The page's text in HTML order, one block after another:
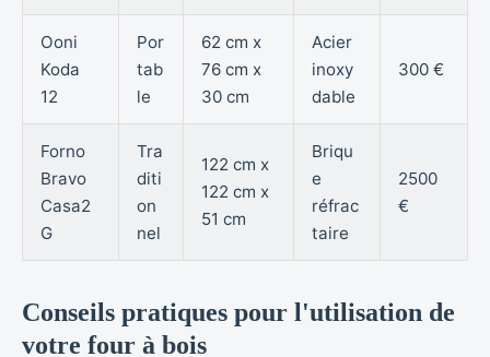
Ooni
Koda
12
Por
tab
le
62 cm x
76 cm x
30 cm
Acier
inoxy
dable
300 €
Forno
Bravo
Casa2
G
Tra
diti
on
nel
122 cm x
122 cm x
51 cm
Briqu
e
réfrac
taire
2500
€
Conseils pratiques pour l'utilisation de
votre four à bois